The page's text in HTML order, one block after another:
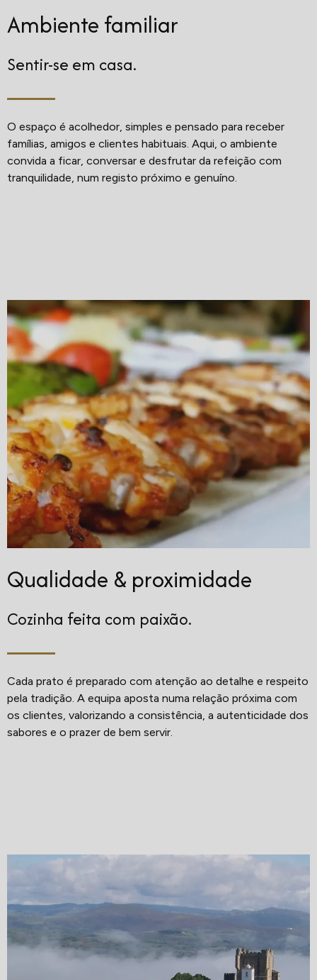
Ambiente familiar
Sentir-se em casa.
O espaço é acolhedor, simples e pensado para receber
famílias, amigos e clientes habituais. Aqui, o ambiente
convida a ficar, conversar e desfrutar da refeição com
tranquilidade, num registo próximo e genuíno.
Qualidade & proximidade
Cozinha feita com paixão.
Cada prato é preparado com atenção ao detalhe e respeito
pela tradição. A equipa aposta numa relação próxima com
os clientes, valorizando a consistência, a autenticidade dos
sabores e o prazer de bem servir.